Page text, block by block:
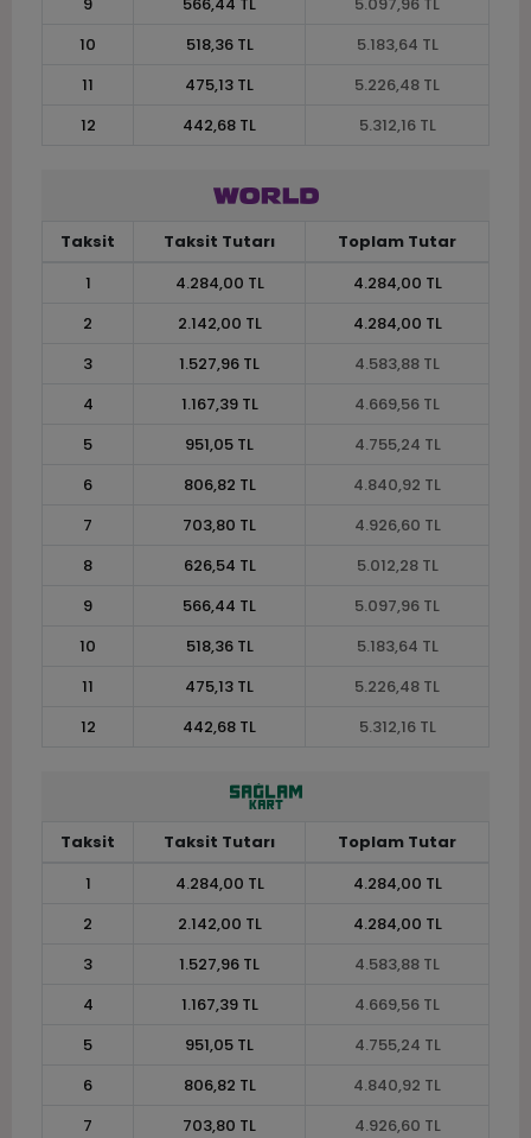
9
566,44 TL
5.097,96 TL
10
518,36 TL
5.183,64 TL
11
475,13 TL
5.226,48 TL
12
442,68 TL 5.312,16 TL
Taksit Taksit Tutarı
Toplam Tutar
1
4.284,00 TL
4.284,00 TL
2
2.142,00 TL
4.284,00 TL
3
1.527,96 TL
4.583,88 TL
4
1.167,39 TL
4.669,56 TL
5
951,05 TL
4.755,24 TL
6
806,82 TL
4.840,92 TL
7
703,80 TL
4.926,60 TL
8
626,54 TL
5.012,28 TL
9
566,44 TL
5.097,96 TL
10
518,36 TL
5.183,64 TL
11
475,13 TL
5.226,48 TL
12
442,68 TL 5.312,16 TL
Taksit Taksit Tutarı
Toplam Tutar
1
4.284,00 TL
4.284,00 TL
2
2.142,00 TL
4.284,00 TL
3
1.527,96 TL
4.583,88 TL
4
1.167,39 TL
4.669,56 TL
5
951,05 TL
4.755,24 TL
6
806,82 TL
4.840,92 TL
7
703,80 TL
4.926,60 TL